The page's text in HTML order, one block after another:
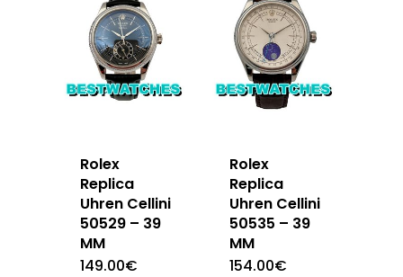
Rolex
Replica
Uhren Cellini
50529 – 39
MM
149.00€
Rolex
Replica
Uhren Cellini
50535 – 39
MM
154.00€